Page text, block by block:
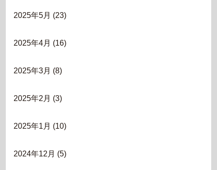
2025年5月 (23)
2025年4月 (16)
2025年3月 (8)
2025年2月 (3)
2025年1月 (10)
2024年12月 (5)